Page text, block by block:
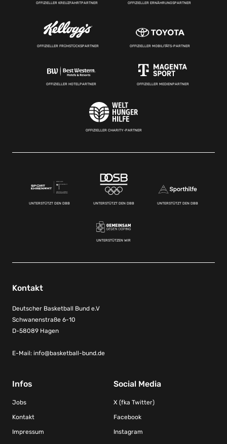
OFFIZIELLER KREUZFAHRTPARTNER OFFIZIELLER ERNÄHRUNGSPARTNER
OFFIZIELLER FRÜHSTÜCKSPARTNER OFFIZIELLER MOBILITÄTS-PARTNER
OFFIZIELLER HOTELPARTNER OFFIZIELLER MEDIENPARTNER
OFFIZIELLER CHARITY-PARTNER
UNTERSTÜTZT DEN DBB UNTERSTÜTZT DEN DBB UNTERSTÜTZT DEN DBB
UNTERSTÜTZEN WIR
Kontakt
Deutscher Basketball Bund e.V
Schwanenstraße 6-10
D-58089 Hagen
E-Mail: info@basketball-bund.de
Infos
Jobs
Kontakt
Impressum
Social Media
X (fka Twitter)
Facebook
Instagram